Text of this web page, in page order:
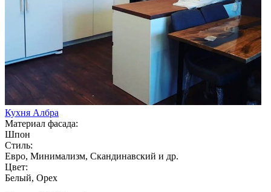
Кухня Албра
Материал фасада:
Шпон
Стиль:
Евро, Минимализм, Скандинавский и др.
Цвет:
Белый, Орех